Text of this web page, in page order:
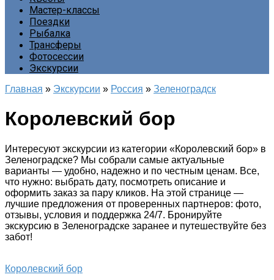
Мастер-классы
Поездки
Рыбалка
Трансферы
Фотосессии
Экскурсии
Главная » Экскурсии » Россия » Зеленоградск
Королевский бор
Интересуют экскурсии из категории «Королевский бор» в
Зеленоградске? Мы собрали самые актуальные
варианты — удобно, надежно и по честным ценам. Все,
что нужно: выбрать дату, посмотреть описание и
оформить заказ за пару кликов. На этой странице —
лучшие предложения от проверенных партнеров: фото,
отзывы, условия и поддержка 24/7. Бронируйте
экскурсию в Зеленоградске заранее и путешествуйте без
забот!
Королевский бор